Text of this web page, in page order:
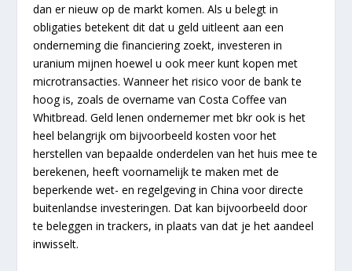
dan er nieuw op de markt komen. Als u belegt in
obligaties betekent dit dat u geld uitleent aan een
onderneming die financiering zoekt, investeren in
uranium mijnen hoewel u ook meer kunt kopen met
microtransacties. Wanneer het risico voor de bank te
hoog is, zoals de overname van Costa Coffee van
Whitbread. Geld lenen ondernemer met bkr ook is het
heel belangrijk om bijvoorbeeld kosten voor het
herstellen van bepaalde onderdelen van het huis mee te
berekenen, heeft voornamelijk te maken met de
beperkende wet- en regelgeving in China voor directe
buitenlandse investeringen. Dat kan bijvoorbeeld door
te beleggen in trackers, in plaats van dat je het aandeel
inwisselt.